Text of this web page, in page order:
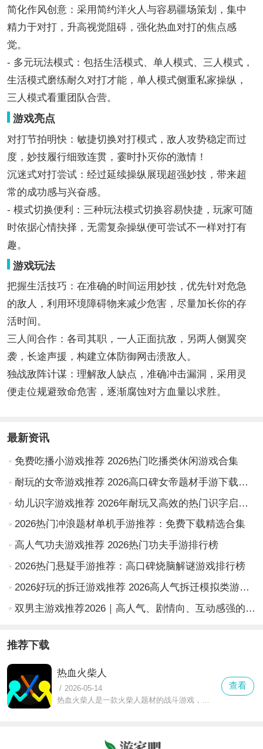
简化作风创意：采用简约洋火人与容易疆场策划，集中
精力于对打，升高视觉阻碍，强化热血对打的焦点感
觉。
- 多元玩法模式：包括生活模式、单人模式、三人模式，
生活模式磨练耐久对打才能，单人模式侧重私家操纵，
三人模式看重团队合营。
游戏亮点
对打节拍明快：敏捷切换对打模式，敌人攻势稳定而过
度，妙技履行细致连贯，霎时扑灭你的激情！
沉迷式对打尝试：经过延续操纵展现超强妙技，带来超
常的成功感与兴奋感。
- 模式切换便利：三种玩法模式切换容易快捷，玩家可随
时依据心情抉择，无需复杂操纵便可尝试不一样对打有
趣。
游戏玩法
把握生活技巧：在准确的时间运用妙技，优先针对危急
的敌人，利用环境障碍物来减少危害，尽量加长你的存
活时间。
三人间合作：各司其职，一人正面抗敌，另两人侧翼突
袭，长途声援，构建立体防御网击溃敌人。
独战敌阵计谋：理解敌人缺点，准确冲击漏洞，采用灵
便走位规避致命危害，逐渐腐蚀对方血量以求胜。
最新资讯
免费吃播小游戏推荐 2026热门吃播类休闲游戏合集
耐玩的女帝游戏推荐 2026高口碑女帝题材手游下载榜单
幼儿识字游戏推荐 2026年耐玩又高效的热门识字启蒙游戏汇总
2026热门冲浪题材单机手游推荐：免费下载精选合集
高人气功夫游戏推荐 2026热门功夫手游排行榜
2026热门悬疑手游推荐：高口碑烧脑解谜游戏排行榜
2026好玩的拆迁游戏推荐 2026高人气拆迁模拟类游戏TOP5榜单
双男主游戏推荐2026｜高人气、剧情向、互动感强的双男主游戏合集
推荐下载
热血火柴人
/ 2026-05-14
查看